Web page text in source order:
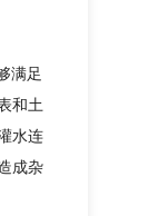
满足
和土
水连
成杂